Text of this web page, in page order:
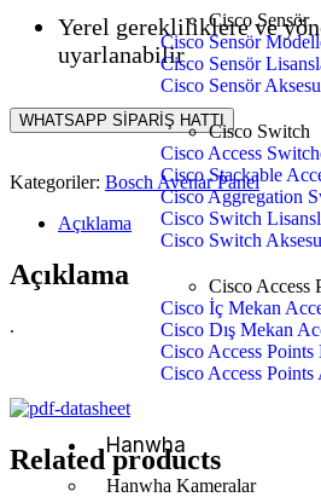
Cisco Sensör
Cisco Sensör
Cisco Sensör
Cisco Sensör
Cisco Switch
Cisco Access
Cisco Stackable
Cisco Aggregation
Cisco Switch
Cisco Switch
Cisco Access
Cisco İç Mekan
Cisco Dış Mekan
Cisco Access Points
Cisco Access Points
Hanwha
Hanwha Kameralar
Yerel gerekliliklere ve
uyarlanabilir
WHATSAPP SİPARİŞ HATTI
Kategoriler: Bosch Avenar Panel
Açıklama
Açıklama
.
Related products